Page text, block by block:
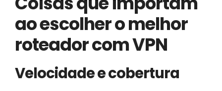
ao escolher o melhor
roteador com VPN
Velocidade e cobertura